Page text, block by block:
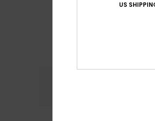
US